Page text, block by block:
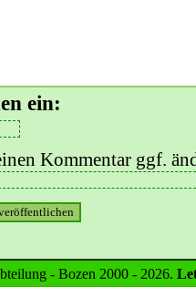
ein:
Kommentar ggf.
- Bozen 2000 - 2026.